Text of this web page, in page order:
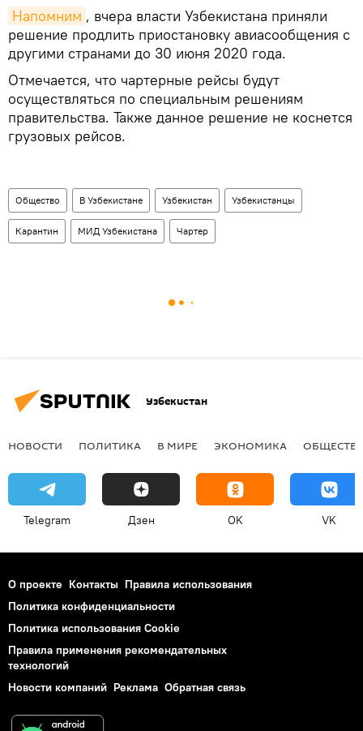
Напомним , вчера власти Узбекистана приняли
решение продлить приостановку авиасообщения с
другими странами до 30 июня 2020 года.
Отмечается, что чартерные рейсы будут
осуществляться по специальным решениям
правительства. Также данное решение не коснется
грузовых рейсов.
Общество В Узбекистане Узбекистан Узбекистанцы
Карантин МИД Узбекистана Чартер
Узбекистан
НОВОСТИ ПОЛИТИКА В МИРЕ ЭКОНОМИКА
Telegram Дзен OK VK
О проекте Контакты Правила использования
Политика конфиденциальности
Политика использования Cookie
Правила применения рекомендательных
технологий
Новости компаний Реклама Обратная связь